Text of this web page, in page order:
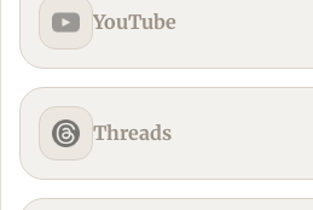
YouTube
Threads